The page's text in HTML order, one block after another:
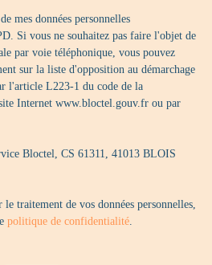
mes données personnelles
Si vous ne souhaitez pas faire l'objet de
par voie téléphonique, vous pouvez
sur la liste d'opposition au démarchage
l'article L223-1 du code de la
Internet www.bloctel.gouv.fr ou par
Bloctel, CS 61311, 41013 BLOIS
traitement de vos données personnelles,
politique de confidentialité